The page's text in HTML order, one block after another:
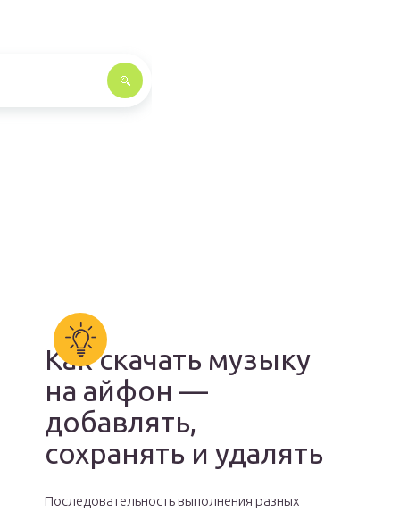
Как скачать музыку
на айфон —
добавлять,
сохранять и удалять
Последовательность выполнения разных